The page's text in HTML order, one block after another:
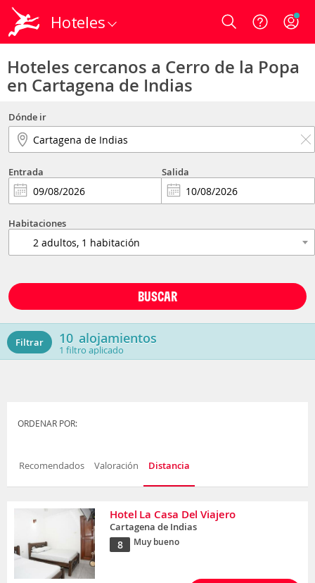
Hoteles Login
Hoteles cercanos a Cerro de la Popa
en Cartagena de Indias
Dónde ir
Entrada Salida
Habitaciones
BUSCAR
Filtrar 10 alojamientos
1 filtro aplicado
ORDENAR POR:
Recomendados Valoración Distancia
Hotel La Casa Del Viajero
Cartagena de Indias
8 Muy bueno